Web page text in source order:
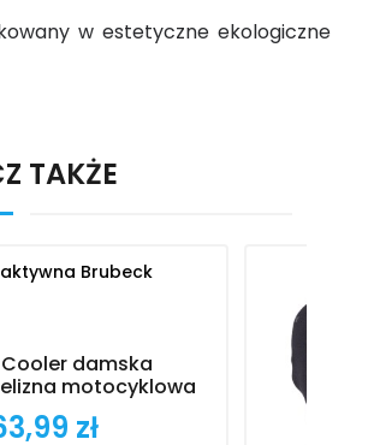
w estetyczne ekologiczne
TAKŻE